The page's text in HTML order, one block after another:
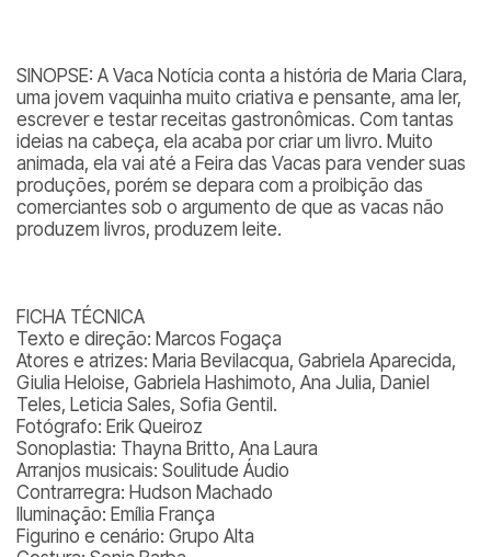
SINOPSE: A Vaca Notícia conta a história de Maria Clara,
uma jovem vaquinha muito criativa e pensante, ama ler,
escrever e testar receitas gastronômicas. Com tantas
ideias na cabeça, ela acaba por criar um livro. Muito
animada, ela vai até a Feira das Vacas para vender suas
produções, porém se depara com a proibição das
comerciantes sob o argumento de que as vacas não
produzem livros, produzem leite.
FICHA TÉCNICA
Texto e direção: Marcos Fogaça
Atores e atrizes: Maria Bevilacqua, Gabriela Aparecida,
Giulia Heloise, Gabriela Hashimoto, Ana Julia, Daniel
Teles, Leticia Sales, Sofia Gentil.
Fotógrafo: Erik Queiroz
Sonoplastia: Thayna Britto, Ana Laura
Arranjos musicais: Soulitude Áudio
Contrarregra: Hudson Machado
Iluminação: Emília França
Figurino e cenário: Grupo Alta